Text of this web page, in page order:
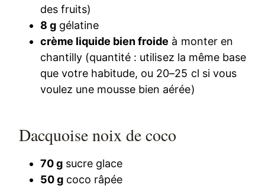
des fruits)
8 g gélatine
crème liquide bien froide à monter en
chantilly (quantité : utilisez la même base
que votre habitude, ou 20–25 cl si vous
voulez une mousse bien aérée)
Dacquoise noix de coco
70 g sucre glace
50 g coco râpée